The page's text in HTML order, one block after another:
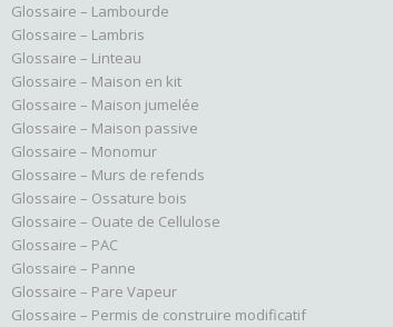
Glossaire – Lambourde
Glossaire – Lambris
Glossaire – Linteau
Glossaire – Maison en kit
Glossaire – Maison jumelée
Glossaire – Maison passive
Glossaire – Monomur
Glossaire – Murs de refends
Glossaire – Ossature bois
Glossaire – Ouate de Cellulose
Glossaire – PAC
Glossaire – Panne
Glossaire – Pare Vapeur
Glossaire – Permis de construire modificatif